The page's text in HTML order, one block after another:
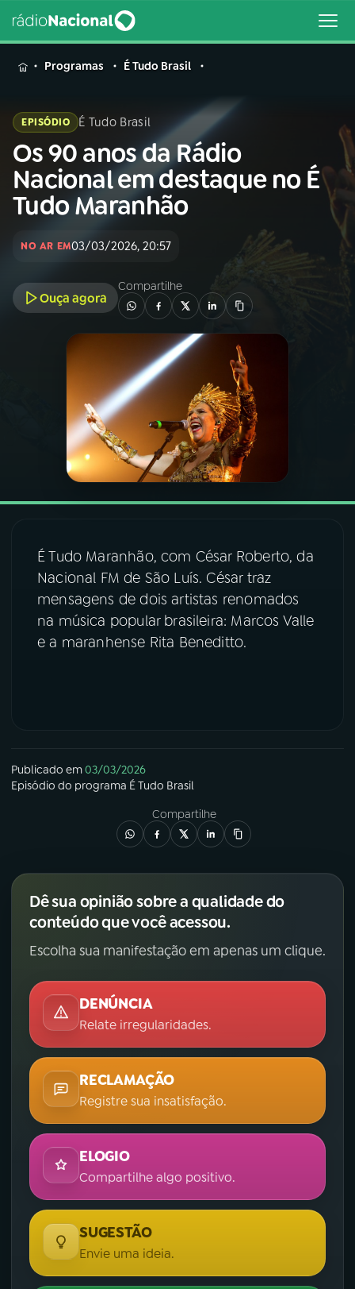
MENU
Buscar
na
Rádio
Nacional
Buscar
A RÁDIO
PROGRAMAÇÃO
PROGRAMAS
PODCASTS
06 VIDEOCASTS
07 ÚLTIMAS
Instagram X
Programas É Tudo Brasil
EPISÓDIO É Tudo Brasil
Os 90 anos da Rádio
Nacional em destaque no É
Tudo Maranhão
NO AR EM03/03/2026, 20:57
Ouça agora
Compartilhe
É Tudo Maranhão, com César Roberto, da
Nacional FM de São Luís. César traz
mensagens de dois artistas renomados
na música popular brasileira: Marcos Valle
e a maranhense Rita Beneditto.
Publicado em03/03/2026
Episódio do programa É Tudo Brasil
Compartilhe
Dê sua opinião sobre a qualidade do
conteúdo que você acessou.
Escolha sua manifestação em apenas um clique.
DENÚNCIA
Relate irregularidades.
RECLAMAÇÃO
Registre sua insatisfação.
ELOGIO
Compartilhe algo positivo.
SUGESTÃO
Envie uma ideia.